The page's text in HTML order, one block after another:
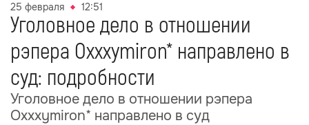
25 февраля 12:51
Уголовное дело в отношении
рэпера Oxxxymiron* направлено в
суд: подробности
Уголовное дело в отношении рэпера
Oxxxymiron* направлено в суд